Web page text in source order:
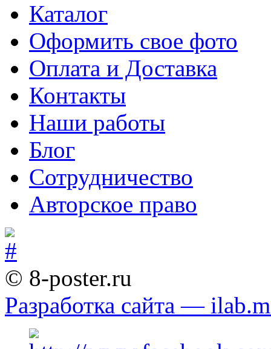
Каталог
Оформить свое фото
Оплата и Доставка
Контакты
Наши работы
Блог
Сотрудничество
Авторское право
© 8-poster.ru
Разработка сайта —